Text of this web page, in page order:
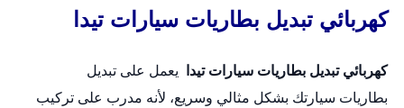
كهربائي تبديل بطاريات سيارات تيدا
كهربائي تبديل بطاريات سيارات تيدا يعمل على تبديل
بطاريات سيارتك بشكل مثالي وسريع، لأنه مدرب على تركيب